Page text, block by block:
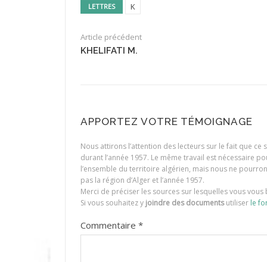
LETTRES K
Article précédent
KHELIFATI M.
APPORTEZ VOTRE TÉMOIGNAGE
Nous attirons l’attention des lecteurs sur le fait que
durant l’année 1957. Le même travail est nécessaire
l’ensemble du territoire algérien, mais nous ne
pas la région d’Alger et l’année 1957.
Merci de préciser les sources sur lesquelles vous vous
Si vous souhaitez y joindre des documentsutiliser le
Commentaire *